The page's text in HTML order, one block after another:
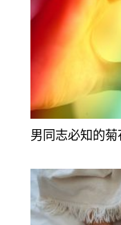
男同志必知的